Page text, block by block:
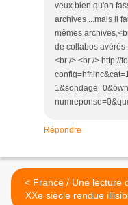
veux bien qu'on
archives ...mais il
mêmes
de collabos avérés
<br /> <br /> http://
Répondre
< France / Une lecture du
XXe siècle rendue